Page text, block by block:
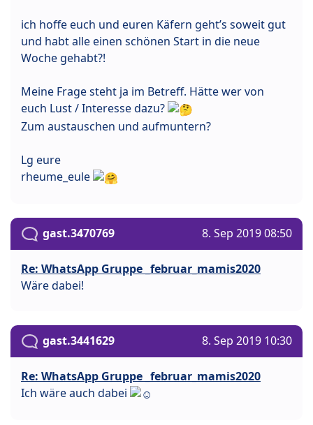
ich hoffe euch und euren Käfern geht’s soweit gut
und habt alle einen schönen Start in die neue
Woche gehabt?!
Meine Frage steht ja im Betreff. Hätte wer von
euch Lust / Interesse dazu?
Zum austauschen und aufmuntern?
Lg eure
rheume_eule
gast.3470769 8. Sep 2019 08:50
Re: WhatsApp Gruppe _februar_mamis2020
Wäre dabei!
gast.3441629 8. Sep 2019 10:30
Re: WhatsApp Gruppe _februar_mamis2020
Ich wäre auch dabei